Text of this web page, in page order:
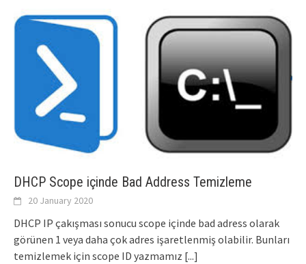
DHCP Scope içinde Bad Address Temizleme
20 January 2020
DHCP IP çakışması sonucu scope içinde bad adress olarak
görünen 1 veya daha çok adres işaretlenmiş olabilir. Bunları
temizlemek için scope ID yazmamız [...]